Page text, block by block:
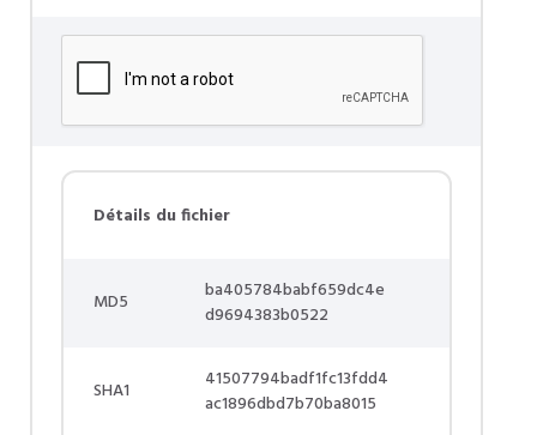
Détails du fichier
MD5
ba405784babf659dc4e
d9694383b0522
SHA1
41507794badf1fc13fdd4
ac1896dbd7b70ba8015